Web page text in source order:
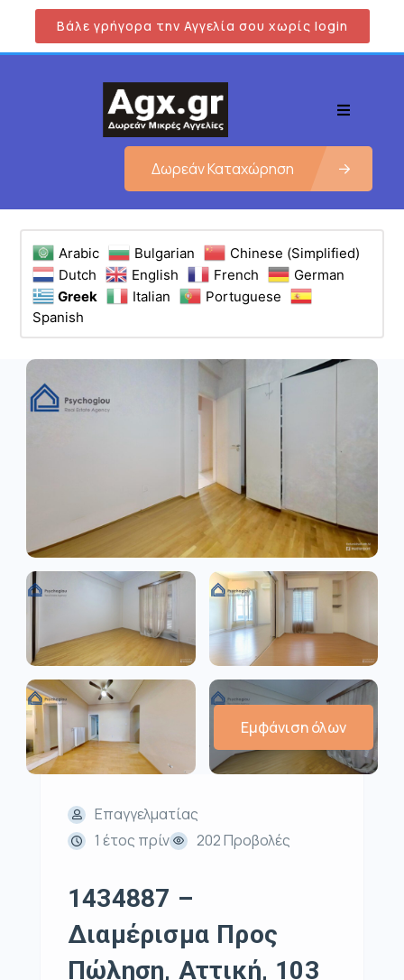
Βάλε γρήγορα την Αγγελία σου χωρίς login
Δωρεάν Καταχώρηση
Arabic Bulgarian
Chinese (Simplified)
Dutch
English French
German
Greek
Italian
Portuguese
Spanish
Εμφάνιση όλων
Επαγγελματίας
1 έτος πρίν
202 Προβολές
1434887 –
Διαμέρισμα Προς
Πώληση, Αττική, 103